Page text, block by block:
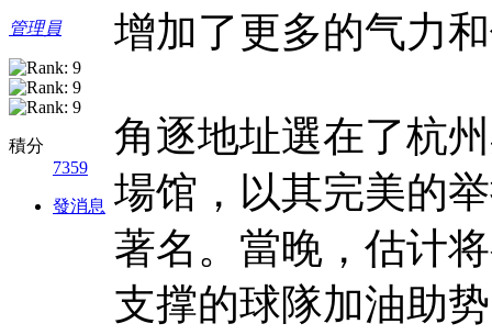
管理員
積分
7359
發消息
增加了更多的气力
角逐地址選在了杭
場馆，以其完美的
著名。當晚，估计
支撑的球隊加油助